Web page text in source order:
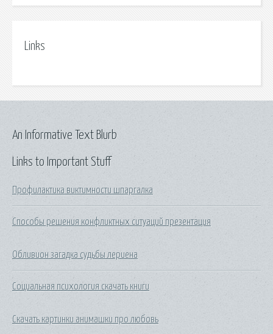
Links
Links to Important Stuff
Профилактика виктимности шпаргалка
Способы решения конфликтных ситуаций презентация
Обливион загадка судьбы лериена
Социальная психология скачать книги
Скачать картинки анимашки про любовь
An Informative Text Blurb